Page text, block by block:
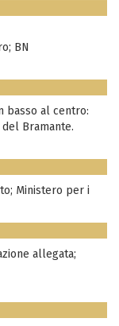
BN
basso al centro:
Bramante.
Ministero per i
allegata;